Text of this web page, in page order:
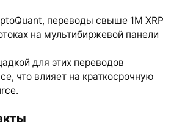
переводы свыше 1M XRP
на мультибиржевой панели
для этих переводов
что влияет на краткосрочную
.